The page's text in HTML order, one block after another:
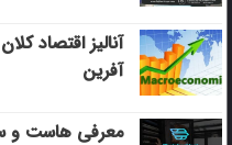
آنالیز اقتصاد
آفرین
معرفی هاست و